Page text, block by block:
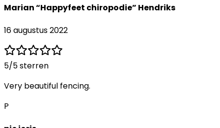
Marian “Happyfeet chiropodie” Hendriks
16 augustus 2022
5/5 sterren
Very beautiful fencing.
P